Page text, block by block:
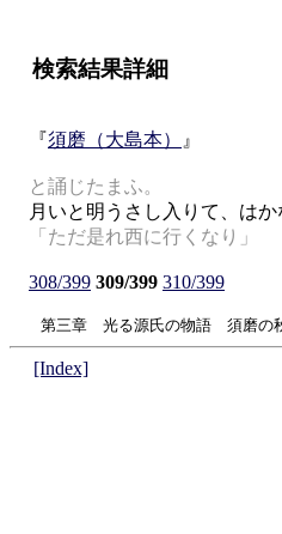
検索結果詳細
『須磨（大島本） 』
と誦じたまふ。
月いと明うさし入りて、はか
「ただ是れ西に行くなり」
308/399 309/399 310/399
第三章 光る源氏の物語 須磨の
[Index]